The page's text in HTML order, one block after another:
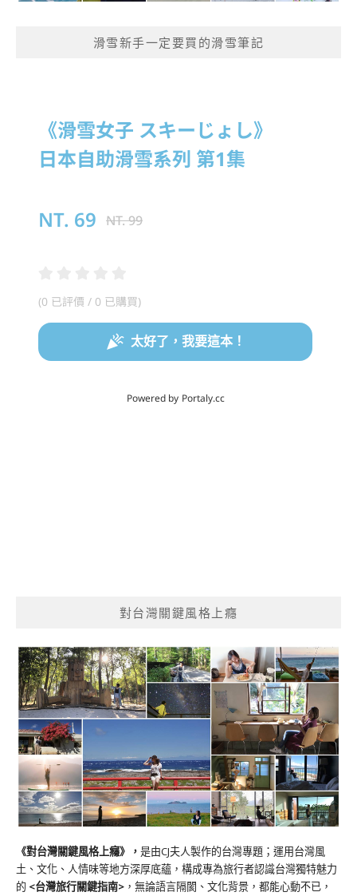
滑雪新手一定要買的滑雪筆記
對台灣關鍵風格上癮
《對台灣關鍵風格上癮》 ， 是由CJ夫人製作的台灣專題；運用台灣風
土、文化、人情味等地方深厚底蘊，構成專為旅行者認識台灣獨特魅力
的 <台灣旅行關鍵指南> ，無論語言隔閡、文化背景，都能心動不已，